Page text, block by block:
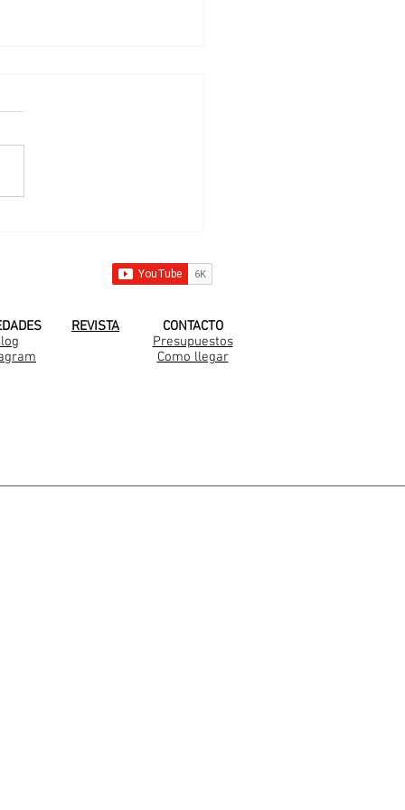
Clara al Sur
REVISTA
CONTACTO
Presupuestos
Como llegar